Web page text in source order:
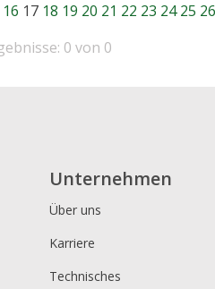
16 17 18 19 20 21 22 23 24 25 26
0 von 0
Unternehmen
Über uns
Karriere
Technisches